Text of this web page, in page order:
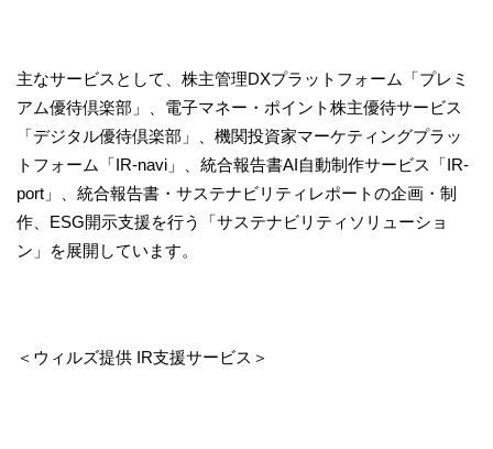
主なサービスとして、株主管理DXプラットフォーム「プレミ
アム優待倶楽部」、電子マネー・ポイント株主優待サービス
「デジタル優待倶楽部」、機関投資家マーケティングプラッ
トフォーム「IR-navi」、統合報告書AI自動制作サービス「IR-
port」、統合報告書・サステナビリティレポートの企画・制
作、ESG開示支援を行う「サステナビリティソリューショ
ン」を展開しています。
＜ウィルズ提供 IR支援サービス＞